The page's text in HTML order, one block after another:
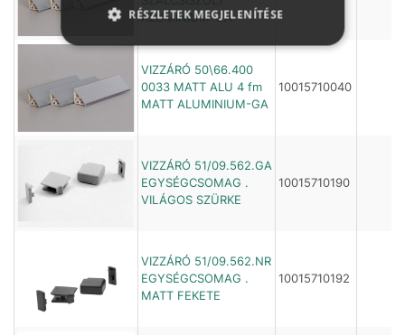
ALUMÍNIUM-GA
VIZZÁRÓ 50\66.400
0033 MATT ALU 4 fm
MATT ALUMINIUM-GA
10015710040
VIZZÁRÓ 51/09.562.GA
EGYSÉGCSOMAG .
VILÁGOS SZÜRKE
10015710190
VIZZÁRÓ 51/09.562.NR
EGYSÉGCSOMAG .
MATT FEKETE
10015710192
RÉSZLETEK MEGJELENÍTÉSE